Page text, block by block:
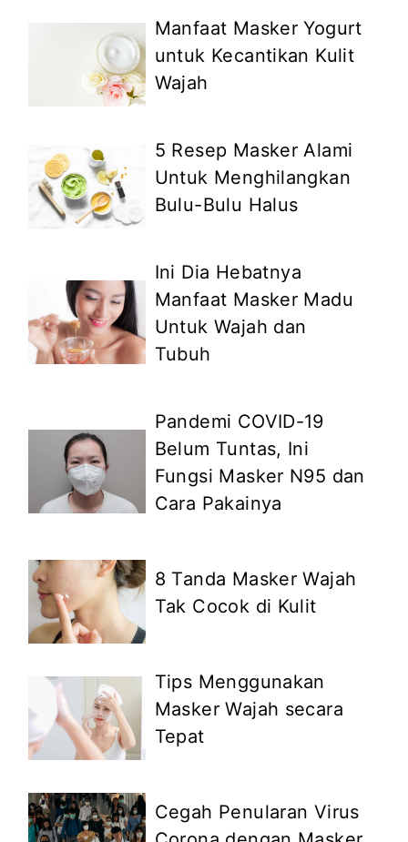
Manfaat Masker Yogurt
untuk Kecantikan Kulit
Wajah
5 Resep Masker Alami
Untuk Menghilangkan
Bulu-Bulu Halus
Ini Dia Hebatnya
Manfaat Masker Madu
Untuk Wajah dan
Tubuh
Pandemi COVID-19
Belum Tuntas, Ini
Fungsi Masker N95 dan
Cara Pakainya
8 Tanda Masker Wajah
Tak Cocok di Kulit
Tips Menggunakan
Masker Wajah secara
Tepat
Cegah Penularan Virus